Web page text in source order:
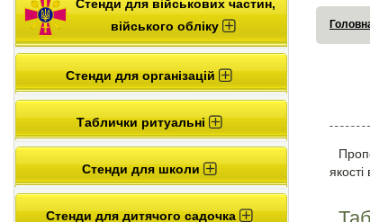
Стенди для військових частин,
війського обліку
Стенди для організацій
Таблички ритуальні
Стенди для школи
Стенди для дитячого садочка